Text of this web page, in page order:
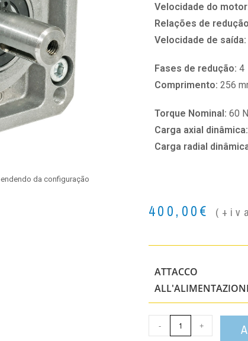
da configuração
Velocidade do
Relações de
Velocidade de saída:
Fases de redução: 4
Comprimento: 256
Torque Nominal: 60
Carga axial dinâmica:
Carga radial
400,00€
ATTACCO
- +